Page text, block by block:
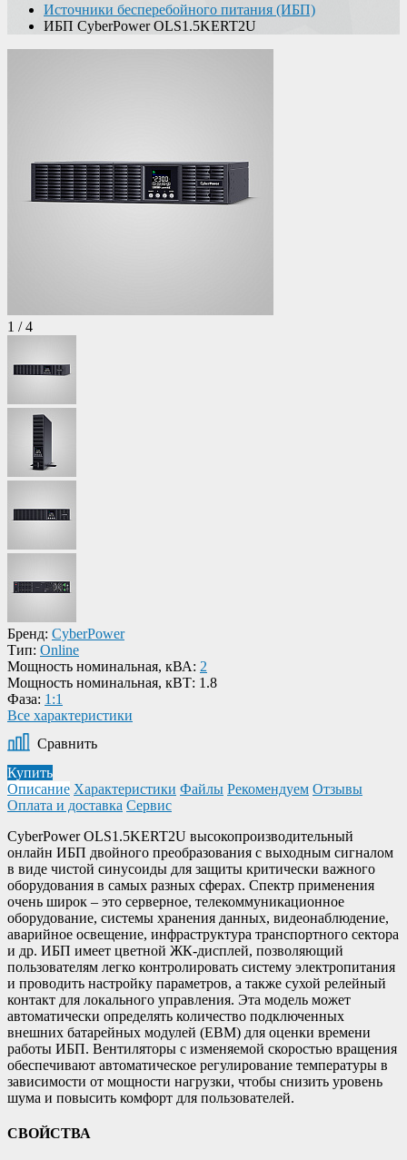
Источники бесперебойного питания (ИБП)
ИБП CyberPower OLS1.5KERT2U
1 /4
Бренд: CyberPower
Тип: Online
Мощность номинальная, кВА: 2
Мощность номинальная, кВТ: 1.8
Фаза: 1:1
Все характеристики
Сравнить
Купить
Описание Характеристики Файлы Рекомендуем Отзывы
Оплата и доставка Сервис
CyberPower OLS1.5KERT2U высокопроизводительный
онлайн ИБП двойного преобразования с выходным сигналом
в виде чистой синусоиды для защиты критически важного
оборудования в самых разных сферах. Спектр применения
очень широк – это серверное, телекоммуникационное
оборудование, системы хранения данных, видеонаблюдение,
аварийное освещение, инфраструктура транспортного сектора
и др. ИБП имеет цветной ЖК-дисплей, позволяющий
пользователям легко контролировать систему электропитания
и проводить настройку параметров, а также сухой релейный
контакт для локального управления. Эта модель может
автоматически определять количество подключенных
внешних батарейных модулей (EBM) для оценки времени
работы ИБП. Вентиляторы с изменяемой скоростью вращения
обеспечивают автоматическое регулирование температуры в
зависимости от мощности нагрузки, чтобы снизить уровень
шума и повысить комфорт для пользователей.
СВОЙСТВА